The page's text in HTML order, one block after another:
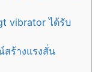
vibrator ได้รับ
ร้างแรงสั่น